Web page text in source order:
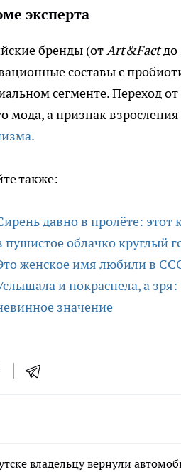
эксперта
бренды (отArt&Factдо
составы с
сегменте. Переход
мода, а признак
также:
давно в пролёте: этот
пушистое облачко круглый
женское имя любили в
и покраснела, а
значение
владельцу вернули